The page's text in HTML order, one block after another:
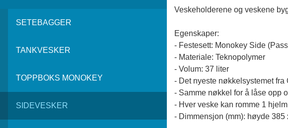
SETEBAGGER
TANKVESKER
TOPPBOKS MONOKEY
SIDEVESKER
Veskeholderene og veskene
Egenskaper:
- Festesett: Monokey Side
- Materiale: Teknopolymer
- Volum: 37 liter
- Det nyeste nøkkelsystemet fra
- Samme nøkkel for å låse opp
- Hver veske kan romme 1 hjelm
- Dimmensjon (mm): høyde